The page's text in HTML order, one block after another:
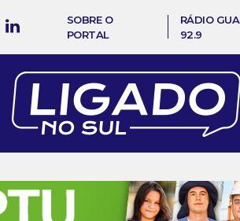
SOBRE O
PORTAL
RÁDIO
92.9